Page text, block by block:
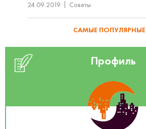
24.09.2019
Советы
САМЫЕ ПОПУЛЯРНЫЕ
Профиль